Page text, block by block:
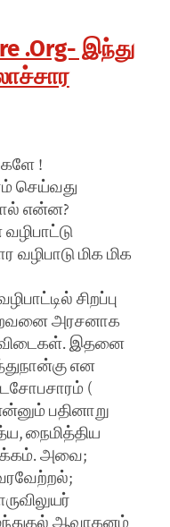
.Org- இந்து
!
செய்வது
என்ன?
மிக மிக
சிறப்பு
அரசனாக
இதனை
என
(
பதினாறு
நைமித்திய
அவை;